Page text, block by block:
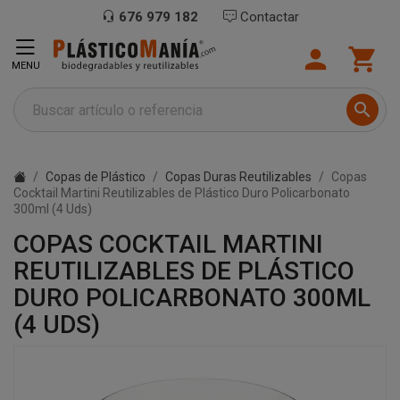
676 979 182 Contactar

 
MENU
Copas de Plástico Copas Duras Reutilizables
Copas
Cocktail Martini Reutilizables de Plástico Duro Policarbonato
300ml (4 Uds)
COPAS COCKTAIL MARTINI
REUTILIZABLES DE PLÁSTICO
DURO POLICARBONATO 300ML
(4 UDS)